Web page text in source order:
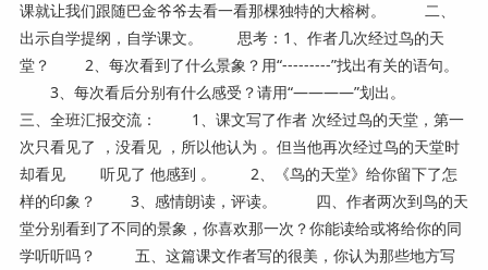
课就让我们跟随巴金爷爷去看一看那棵独特的大榕树。 二、
出示自学提纲，自学课文。 思考：1、作者几次经过鸟的天
堂？ 2、每次看到了什么景象？用“---------”找出有关的语句。
3、每次看后分别有什么感受？请用“————”划出。
三、全班汇报交流： 1、课文写了作者 次经过鸟的天堂，第一
次只看见了 ，没看见 ，所以他认为 。但当他再次经过鸟的天堂时
却看见 听见了 他感到 。 2、《鸟的天堂》给你留下了怎
样的印象？ 3、感情朗读，评读。 四、作者两次到鸟的天
堂分别看到了不同的景象，你喜欢那一次？你能读给或将给你的同
学听听吗？ 五、这篇课文作者写的很美，你认为那些地方写